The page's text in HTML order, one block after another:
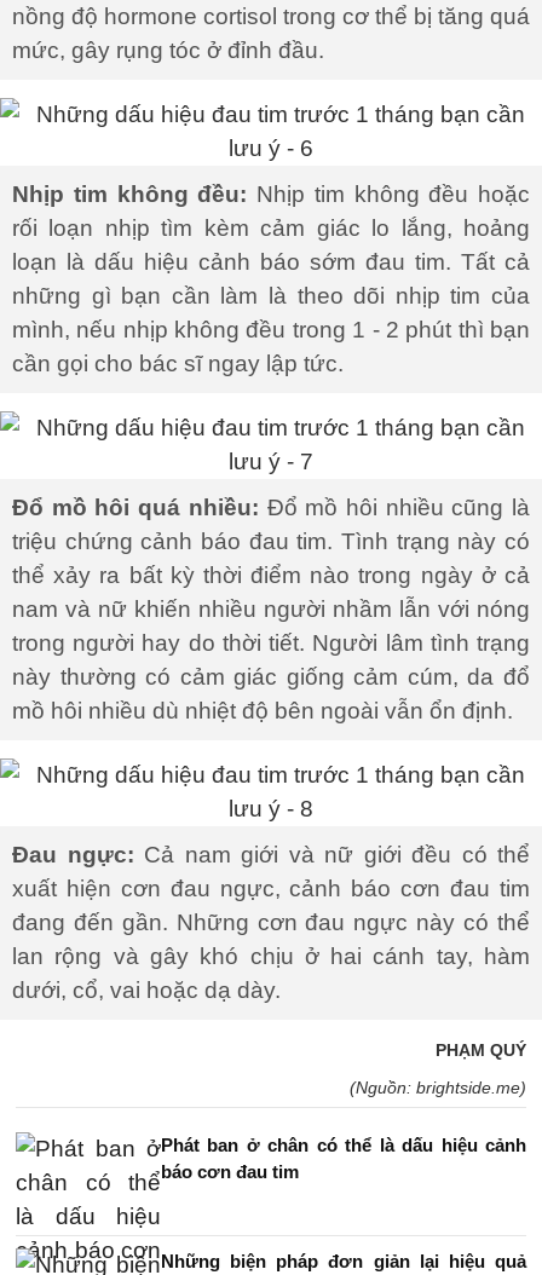
nồng độ hormone cortisol trong cơ thể bị tăng quá
mức, gây rụng tóc ở đỉnh đầu.
Nhịp tim không đều: Nhịp tim không đều hoặc
rối loạn nhịp tìm kèm cảm giác lo lắng, hoảng
loạn là dấu hiệu cảnh báo sớm đau tim. Tất cả
những gì bạn cần làm là theo dõi nhịp tim của
mình, nếu nhịp không đều trong 1 - 2 phút thì bạn
cần gọi cho bác sĩ ngay lập tức.
Đổ mồ hôi quá nhiều: Đổ mồ hôi nhiều cũng là
triệu chứng cảnh báo đau tim. Tình trạng này có
thể xảy ra bất kỳ thời điểm nào trong ngày ở cả
nam và nữ khiến nhiều người nhầm lẫn với nóng
trong người hay do thời tiết. Người lâm tình trạng
này thường có cảm giác giống cảm cúm, da đổ
mồ hôi nhiều dù nhiệt độ bên ngoài vẫn ổn định.
Đau ngực: Cả nam giới và nữ giới đều có thể
xuất hiện cơn đau ngực, cảnh báo cơn đau tim
đang đến gần. Những cơn đau ngực này có thể
lan rộng và gây khó chịu ở hai cánh tay, hàm
dưới, cổ, vai hoặc dạ dày.
PHẠM QUÝ
(Nguồn: brightside.me)
Phát ban ở chân có thể là dấu hiệu cảnh
báo cơn đau tim
Những biện pháp đơn giản lại hiệu quả